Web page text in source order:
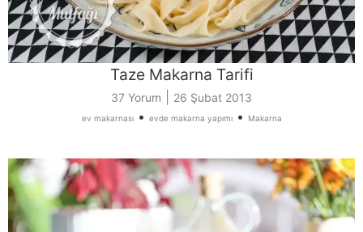
Taze Makarna Tarifi
37 Yorum 26 Şubat 2013
ev makarnası• evde makarna yapımı• Makarna